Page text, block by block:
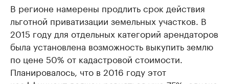
В регионе намерены продлить срок действия
льготной приватизации земельных участков. В
2015 году для отдельных категорий арендаторов
была установлена возможность выкупить землю
по цене 50% от кадастровой стоимости.
Планировалось, что в 2016 году этот